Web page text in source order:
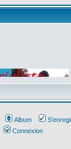
Album
Connexion